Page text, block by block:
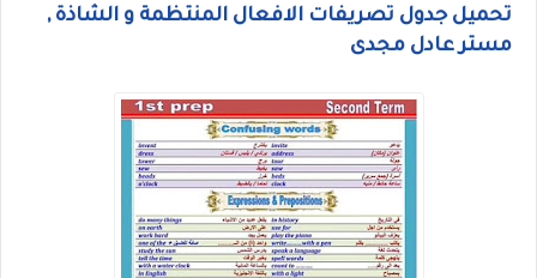
تحميل جدول تصريفات الافعال المنتظمة و الشاذة ,
مستر عادل مجدى